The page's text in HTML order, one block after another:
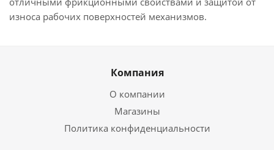
износа рабочих поверхностей механизмов.
Компания
О компании
Магазины
Политика конфиденциальности